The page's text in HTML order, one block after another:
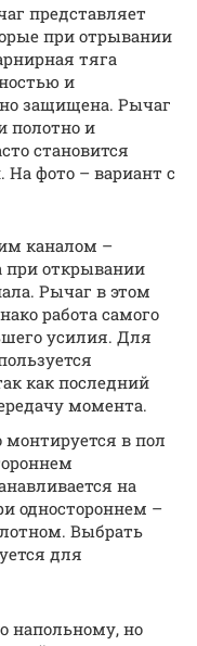
представляет
при отрывании
тяга
и
защищена. Рычаг
полотно и
становится
На фото – вариант с
каналом –
при открывании
Рычаг в этом
работа самого
усилия. Для
как последний
момента.
в пол
на
одностороннем –
Выбрать
для
напольному, но